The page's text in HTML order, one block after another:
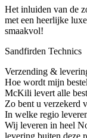
Het inluiden van de
met een heerlijke
smaakvol!
Sandfirden Technics
Verzending &
Hoe wordt mijn
McKili levert alle
Zo bent u verzekerd
In welke regio
Wij leveren in heel